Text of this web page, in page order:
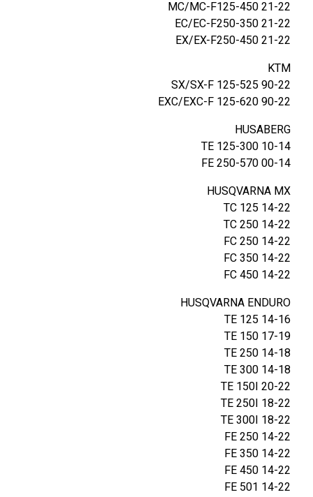
פ
נ
ע
K
T
/
H
U
S
Q
/
H
U
S
Y
/
G
A
S
4
5
T
9
0
-
2
MC/MC-F125-450 21-22
EC/EC-F250-350 21-22
EX/EX-F250-450 21-22
KTM
SX/SX-F 125-525 90-22
EXC/EXC-F 125-620 90-22
HUSABERG
TE 125-300 10-14
FE 250-570 00-14
HUSQVARNA MX
TC 125 14-22
TC 250 14-22
FC 250 14-22
FC 350 14-22
FC 450 14-22
HUSQVARNA ENDURO
TE 125 14-16
TE 150 17-19
TE 250 14-18
TE 300 14-18
TE 150I 20-22
TE 250I 18-22
TE 300I 18-22
FE 250 14-22
FE 350 14-22
FE 450 14-22
FE 501 14-22